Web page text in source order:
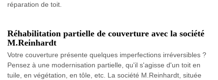
réparation de toit.
Réhabilitation partielle de couverture avec la société
M.Reinhardt
Votre couverture présente quelques imperfections irréversibles ?
Pensez à une modernisation partielle, qu'il s'agisse d'un toit en
tuile, en végétation, en tôle, etc. La société M.Reinhardt, située